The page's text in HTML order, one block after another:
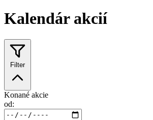
Kalendár akcií
Filter
Konané akcie
od: